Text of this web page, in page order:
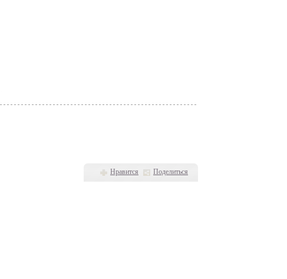
Нравится Поделиться